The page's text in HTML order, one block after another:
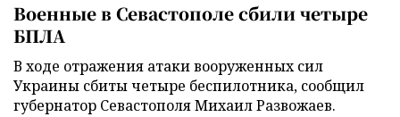
Военные в Севастополе сбили четыре
БПЛА
В ходе отражения атаки вооруженных сил
Украины сбиты четыре беспилотника, сообщил
губернатор Севастополя Михаил Развожаев.